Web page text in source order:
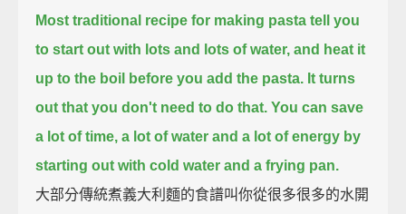
Most traditional recipe for making pasta tell you
to start out with lots and lots of water, and heat it
up to the boil before you add the pasta. It turns
out that you don't need to do that.You can save
a lot of time, a lot of water and a lot of energy by
starting out with cold water and a frying pan.
大部分傳統煮義大利麵的食譜叫你從很多很多的水開